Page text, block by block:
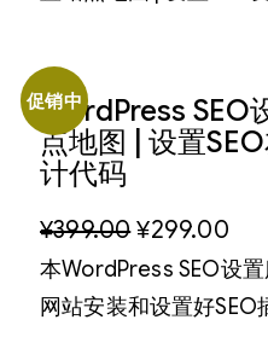
促销中
WordPress SEO
点地图 | 设置
计代码
¥399.00原
价
为
¥299.00当
前
价
本WordPress SEO设
网站安装和设置好SEO